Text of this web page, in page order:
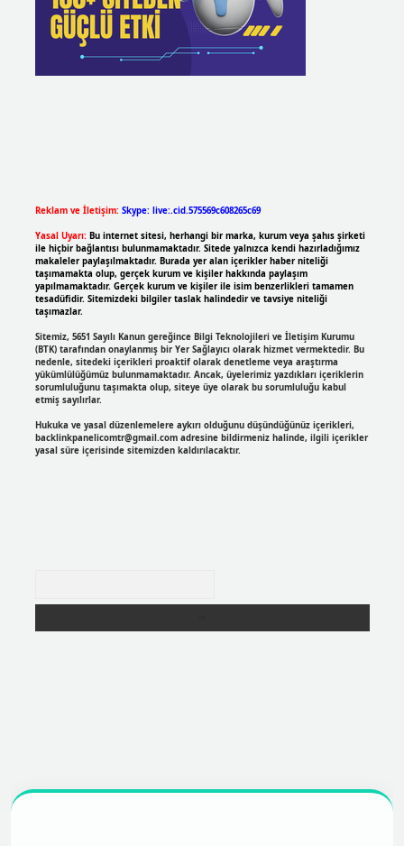
Reklam ve İletişim: Skype: live:.cid.575569c608265c69
Yasal Uyarı: Bu internet sitesi, herhangi bir marka, kurum veya şahıs şirketi
ile hiçbir bağlantısı bulunmamaktadır. Sitede yalnızca kendi hazırladığımız
makaleler paylaşılmaktadır. Burada yer alan içerikler haber niteliği
taşımamakta olup, gerçek kurum ve kişiler hakkında paylaşım
yapılmamaktadır. Gerçek kurum ve kişiler ile isim benzerlikleri tamamen
tesadüfidir. Sitemizdeki bilgiler taslak halindedir ve tavsiye niteliği
taşımazlar.
Sitemiz, 5651 Sayılı Kanun gereğince Bilgi Teknolojileri ve İletişim Kurumu
(BTK) tarafından onaylanmış bir Yer Sağlayıcı olarak hizmet vermektedir. Bu
nedenle, sitedeki içerikleri proaktif olarak denetleme veya araştırma
yükümlülüğümüz bulunmamaktadır. Ancak, üyelerimiz yazdıkları içeriklerin
sorumluluğunu taşımakta olup, siteye üye olarak bu sorumluluğu kabul
etmiş sayılırlar.
Hukuka ve yasal düzenlemelere aykırı olduğunu düşündüğünüz içerikleri,
backlinkpanelicomtr@gmail.comadresine bildirmeniz halinde, ilgili içerikler
yasal süre içerisinde sitemizden kaldırılacaktır.